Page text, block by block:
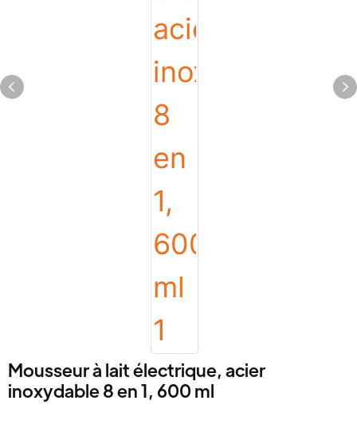
Mousseur à lait électrique, acier
inoxydable 8 en 1, 600 ml